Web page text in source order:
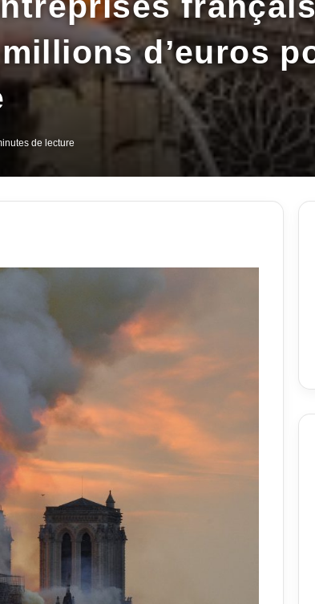
d’euros
de lecture